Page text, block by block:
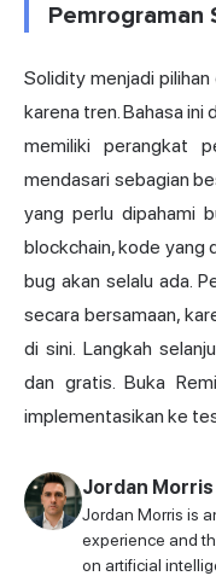
Pemrograman
Solidity menjadi
karena tren. Bahasa ini
memiliki perangkat
mendasari sebagian
yang perlu dipahami
blockchain, kode yang
bug akan selalu ada.
secara bersamaan,
di sini. Langkah
dan gratis. Buka
implementasikan ke
Jordan Morris
Jordan Morris is
experience and
on artificial